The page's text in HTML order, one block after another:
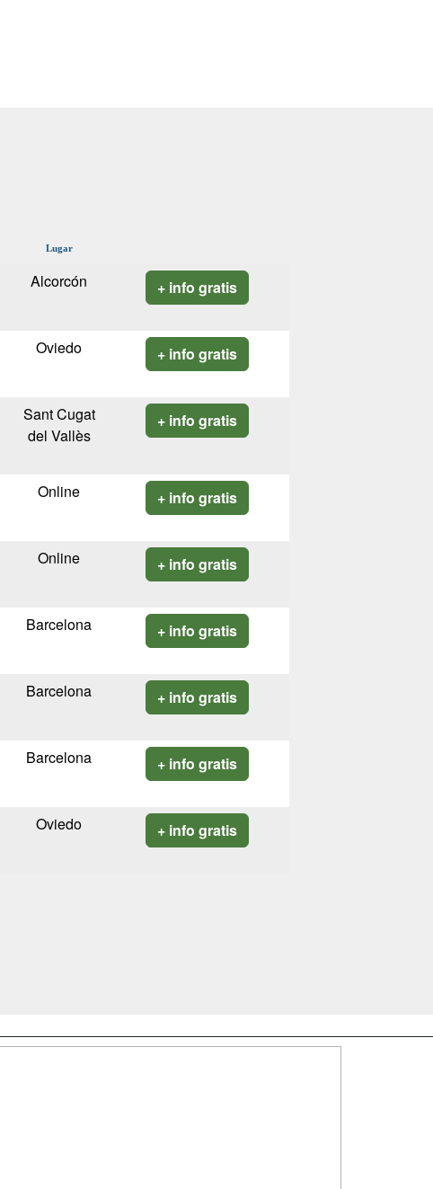
Lugar
Alcorcón + info gratis
Oviedo + info gratis
Sant Cugat
del Vallès
+ info gratis
Online + info gratis
Online + info gratis
Barcelona + info gratis
Barcelona + info gratis
Barcelona + info gratis
Oviedo + info gratis